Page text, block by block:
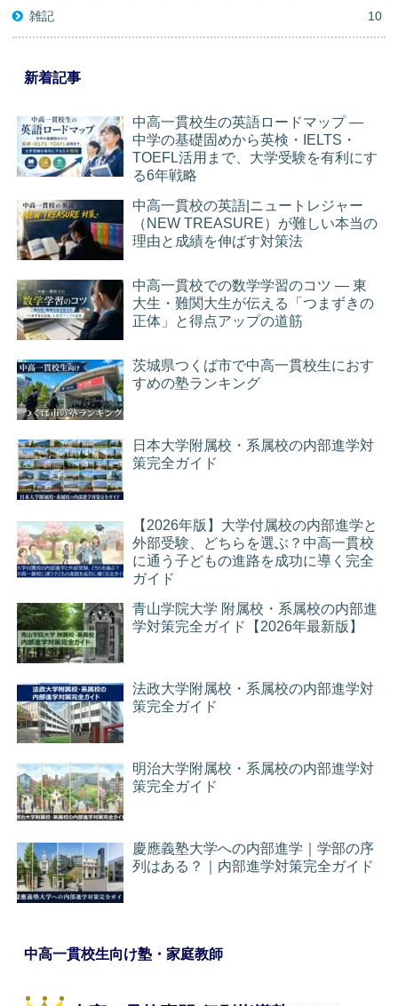
雑記 10
新着記事
中高一貫校生の英語ロードマップ ―
中学の基礎固めから英検・IELTS・
TOEFL活用まで、大学受験を有利にす
る6年戦略
中高一貫校の英語|ニュートレジャー
（NEW TREASURE）が難しい本当の
理由と成績を伸ばす対策法
中高一貫校での数学学習のコツ ― 東
大生・難関大生が伝える「つまずきの
正体」と得点アップの道筋
茨城県つくば市で中高一貫校生におす
すめの塾ランキング
日本大学附属校・系属校の内部進学対
策完全ガイド
【2026年版】大学付属校の内部進学と
外部受験、どちらを選ぶ？中高一貫校
に通う子どもの進路を成功に導く完全
ガイド
青山学院大学 附属校・系属校の内部進
学対策完全ガイド【2026年最新版】
法政大学附属校・系属校の内部進学対
策完全ガイド
明治大学附属校・系属校の内部進学対
策完全ガイド
慶應義塾大学への内部進学｜学部の序
列はある？｜内部進学対策完全ガイド
中高一貫校生向け塾・家庭教師